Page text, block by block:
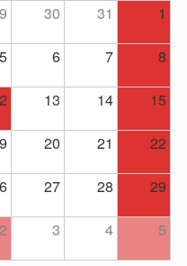
30 31
1
5 6 7
8
13 14
15
20 21
22
27 28
29
2 3 4 5